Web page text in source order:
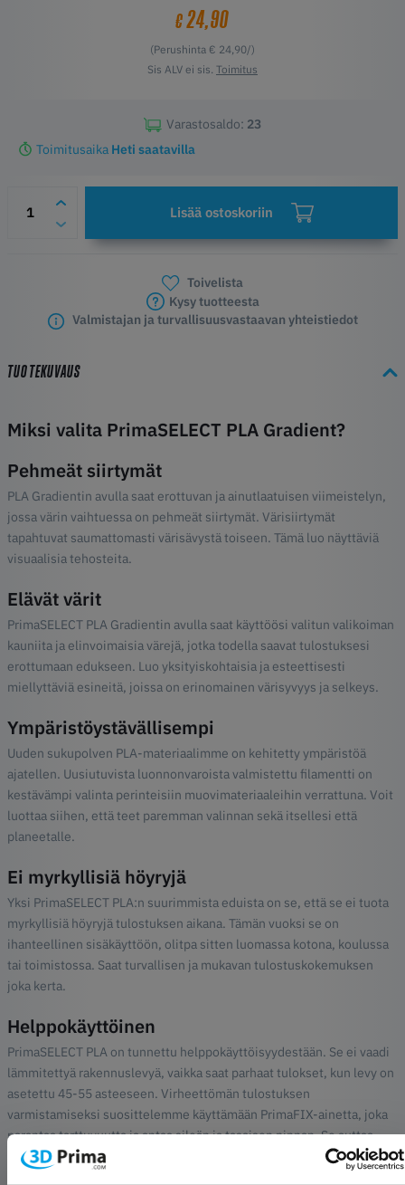
€24,90
(Perushinta € 24,90/)
Sis ALV ei sis. Toimitus
Varastosaldo: 23
Toimitusaika Heti saatavilla
Lisää ostoskoriin
Toivelista
Kysy tuotteesta
Valmistajan ja turvallisuusvastaavan yhteistiedot
TUOTEKUVAUS
Miksi valita PrimaSELECT PLA Gradient?
Pehmeät siirtymät
PLA Gradientin avulla saat erottuvan ja ainutlaatuisen viimeistelyn,
jossa värin vaihtuessa on pehmeät siirtymät. Värisiirtymät
tapahtuvat saumattomasti värisävystä toiseen. Tämä luo näyttäviä
visuaalisia tehosteita.
Elävät värit
PrimaSELECT PLA Gradientin avulla saat käyttöösi valitun valikoiman
kauniita ja elinvoimaisia värejä, jotka todella saavat tulostuksesi
erottumaan edukseen. Luo yksityiskohtaisia ja esteettisesti
miellyttäviä esineitä, joissa on erinomainen värisyvyys ja selkeys.
Ympäristöystävällisempi
Uuden sukupolven PLA-materiaalimme on kehitetty ympäristöä
ajatellen. Uusiutuvista luonnonvaroista valmistettu filamentti on
kestävämpi valinta perinteisiin muovimateriaaleihin verrattuna. Voit
luottaa siihen, että teet paremman valinnan sekä itsellesi että
planeetalle.
Ei myrkyllisiä höyryjä
Yksi PrimaSELECT PLA:n suurimmista eduista on se, että se ei tuota
myrkyllisiä höyryjä tulostuksen aikana. Tämän vuoksi se on
ihanteellinen sisäkäyttöön, olitpa sitten luomassa kotona, koulussa
tai toimistossa. Saat turvallisen ja mukavan tulostuskokemuksen
joka kerta.
Helppokäyttöinen
PrimaSELECT PLA on tunnettu helppokäyttöisyydestään. Se ei vaadi
lämmitettyä rakennuslevyä, vaikka saat parhaat tulokset, kun levy on
asetettu 45-55 asteeseen. Virheettömän tulostuksen
varmistamiseksi suosittelemme käyttämään PrimaFIX-ainetta, joka
parantaa tarttuvuutta ja antaa sileän ja tasaisen pinnan. Se auttaa
myös poistamaan valmiin tulosteen helposti.